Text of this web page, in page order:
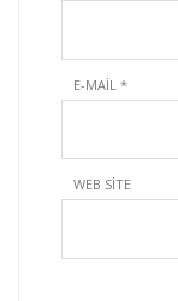
E-MAIL *
WEB SITE